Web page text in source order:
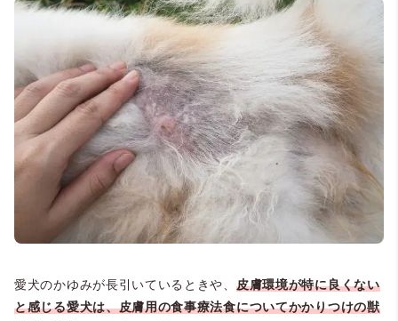
愛犬のかゆみが長引いているときや、 皮膚環境が特に良くない
と感じる愛犬は、皮膚用の食事療法食についてかかりつけの獣